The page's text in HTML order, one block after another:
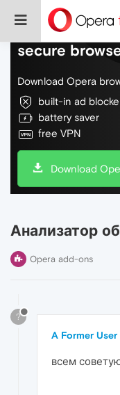
Do more on
secure
Download Opera
built-in ad
battery saver
free VPN
Download
Анализатор
Opera add-ons
?
A Former User
всем